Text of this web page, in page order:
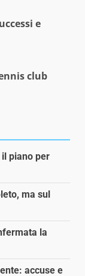
e
club
piano per
ma sul
la
accuse e